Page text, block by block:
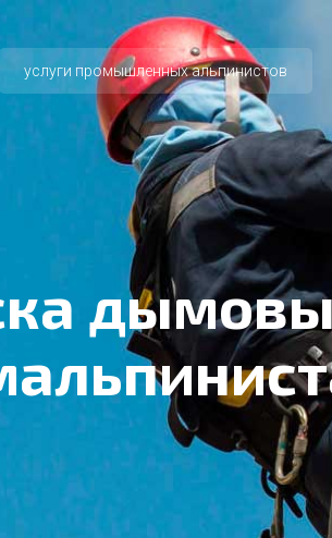
услуги промышленных альпинистов